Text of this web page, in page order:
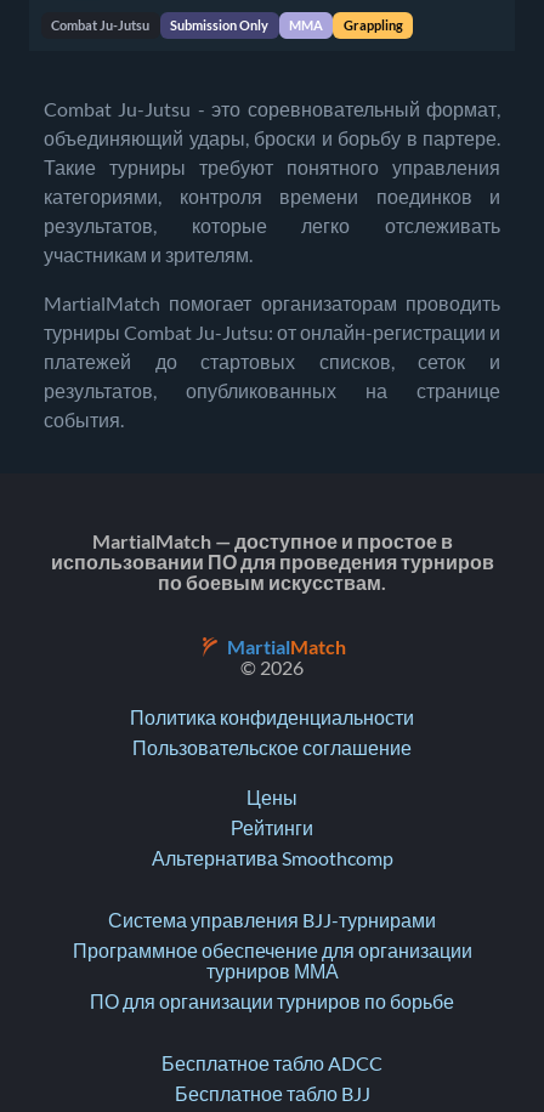
Combat Ju-Jutsu Submission Only MMA Grappling
Combat Ju-Jutsu - это соревновательный формат,
объединяющий удары, броски и борьбу в партере.
Такие турниры требуют понятного управления
категориями, контроля времени поединков и
результатов, которые легко отслеживать
участникам и зрителям.
MartialMatch помогает организаторам проводить
турниры Combat Ju-Jutsu: от онлайн-регистрации и
платежей до стартовых списков, сеток и
результатов, опубликованных на странице
события.
MartialMatch — доступное и простое в
использовании ПО для проведения турниров
по боевым искусствам.
MartialMatch
© 2026
Политика конфиденциальности
Пользовательское соглашение
Цены
Рейтинги
Альтернатива Smoothcomp
Система управления BJJ-турнирами
Программное обеспечение для организации
турниров ММА
ПО для организации турниров по борьбе
Бесплатное табло ADCC
Бесплатное табло BJJ